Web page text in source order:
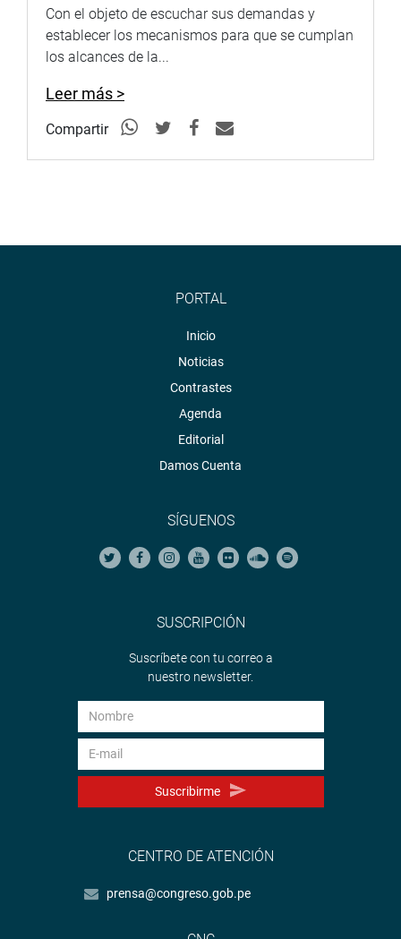
Con el objeto de escuchar sus demandas y
establecer los mecanismos para que se cumplan
los alcances de la...
Leer más >
Compartir
PORTAL
Inicio
Noticias
Contrastes
Agenda
Editorial
Damos Cuenta
SÍGUENOS
SUSCRIPCIÓN
Suscríbete con tu correo a
nuestro newsletter.
Suscribirme
CENTRO DE ATENCIÓN
prensa@congreso.gob.pe